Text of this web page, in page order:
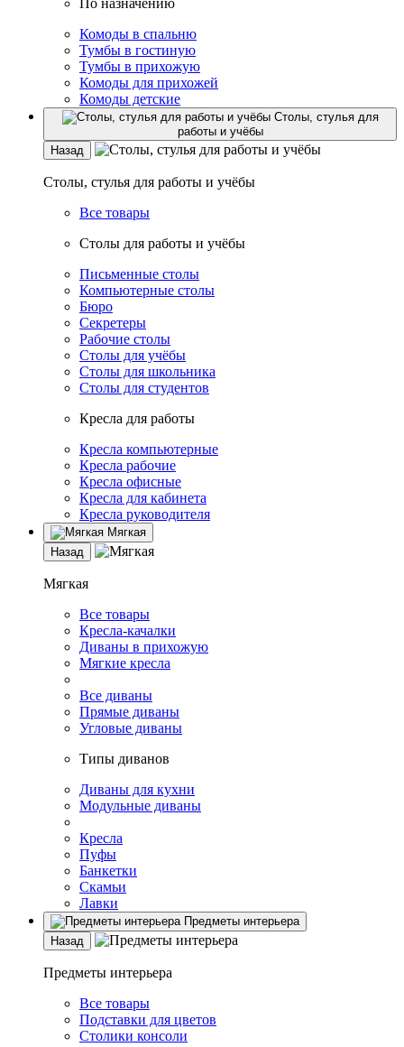
По назначению
Комоды в спальню
Тумбы в гостиную
Тумбы в прихожую
Комоды для прихожей
Комоды детские
Столы, стулья для
работы и учёбы
Назад
Столы, стулья для работы и учёбы
Все товары
Столы для работы и учёбы
Письменные столы
Компьютерные столы
Бюро
Секретеры
Рабочие столы
Столы для учёбы
Столы для школьника
Столы для студентов
Кресла для работы
Кресла компьютерные
Кресла рабочие
Кресла офисные
Кресла для кабинета
Кресла руководителя
Мягкая
Назад
Мягкая
Все товары
Кресла-качалки
Диваны в прихожую
Мягкие кресла
Все диваны
Прямые диваны
Угловые диваны
Типы диванов
Диваны для кухни
Модульные диваны
Кресла
Пуфы
Банкетки
Скамьи
Лавки
Предметы интерьера
Назад
Предметы интерьера
Все товары
Подставки для цветов
Столики консоли